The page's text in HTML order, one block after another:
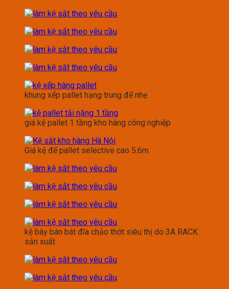
khung xếp pallet hạng trung để nhẹ
giá kệ pallet 1 tầng kho hàng công nghiệp
Giá kệ để pallet selective cao 5.6m
kệ bày bán bát đĩa chảo thớt siêu thị do 3A RACK
sản xuất